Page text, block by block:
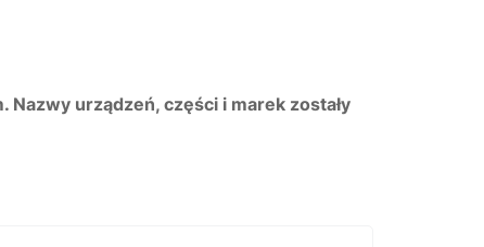
urządzeń, części i marek zostały